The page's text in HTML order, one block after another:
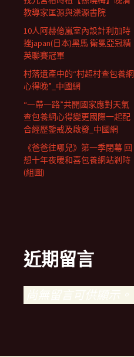
教導家匡源與濼源書院
10人阿赫億嵐室內設計利加時
挫japan(日本)黑馬 衛冕亞冠精
英聯賽冠軍
村落遺產中的“村超村查包養網
心得晚”_中國網
“一帶一路”共開國家應對天氣
查包養網心得變更國際一起配
合經歷鑒戒及啟發_中國網
《爸爸往哪兒》第一季閉幕 回
想十年夜暖和喜包養網站剎時
(組圖)
近期留言
尚無留言可供顯示。